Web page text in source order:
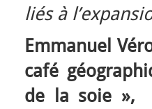
liés à
Emmanuel
café
de la soie »,